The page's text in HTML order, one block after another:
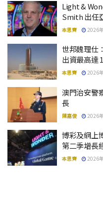
Light &
Smith 出任
本思齊 2026
世邦魏理仕
出資最高達
本思齊 2026
澳門治安警
長
陳嘉俊 2026
博彩及網上
第二季增長
本思齊 2026